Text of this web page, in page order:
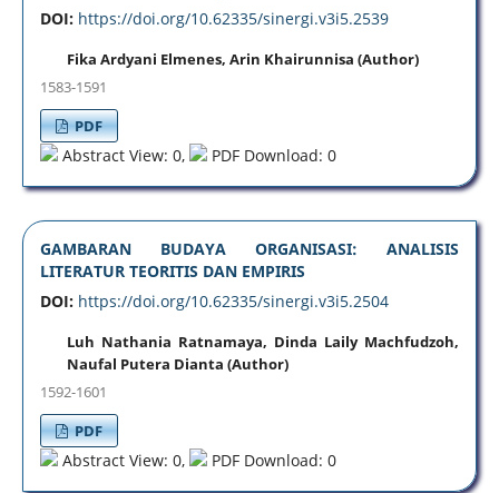
DOI: https://doi.org/10.62335/sinergi.v3i5.2539
Fika Ardyani Elmenes, Arin Khairunnisa (Author)
1583-1591
PDF
Abstract View: 0, PDF Download: 0
GAMBARAN BUDAYA ORGANISASI: ANALISIS
LITERATUR TEORITIS DAN EMPIRIS
DOI: https://doi.org/10.62335/sinergi.v3i5.2504
Luh Nathania Ratnamaya, Dinda Laily Machfudzoh,
Naufal Putera Dianta (Author)
1592-1601
PDF
Abstract View: 0, PDF Download: 0